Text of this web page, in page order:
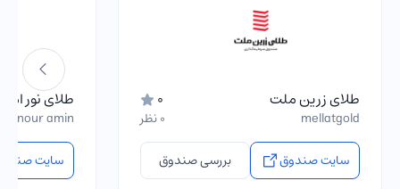
طلای زرین ملت
mellatgold
0
0 نظر
سایت صندوق
بررسی صندوق
طلای نور
nour amin
سایت